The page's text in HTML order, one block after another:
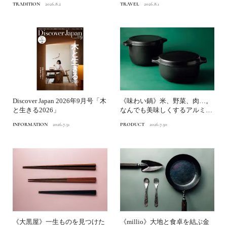
TRADITION 2026.8.2 TRAVEL 2026.8.1
Discover Japan 2026年9月号「木
と生きる2026」
INFORMATION 2026.7.31
《味わい鍋》米、野菜、肉…。
なんでも美味しくするアルミ鋳
PRODUCT 2026.7.30
《大黒屋》一生ものを見つけた 《millio》大地と食卓を結ぶ金